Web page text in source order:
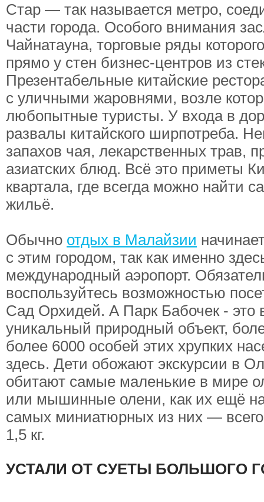
Стар — так называется метро,
части города. Особого внимания
Чайнатауна, торговые ряды
прямо у стен бизнес-центров из
Презентабельные китайские
с уличными жаровнями, возле
любопытные туристы. У входа в
развалы китайского ширпотреба.
запахов чая, лекарственных трав,
азиатских блюд. Всё это приметы
квартала, где всегда можно найти
жильё.
Обычно отдых в Малайзии
с этим городом, так как именно
международный аэропорт.
воспользуйтесь возможностью
Сад Орхидей. А Парк Бабочек - это
уникальный природный объект,
более 6000 особей этих хрупких
здесь. Дети обожают экскурсии в
обитают самые маленькие в мире
или мышинные олени, как их ещё
самых миниатюрных из них —
1,5 кг.
УСТАЛИ ОТ СУЕТЫ БОЛЬШОГО